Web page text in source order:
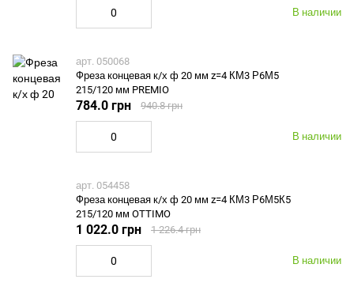
В наличии
арт. 050068
Фреза концевая к/х ф 20 мм z=4 КМ3 Р6М5
215/120 мм PREMIO
В наличии
784.0 грн 940.8 грн
арт. 054458
Фреза концевая к/х ф 20 мм z=4 КМ3 Р6М5К5
215/120 мм OTTIMO
В наличии
1 022.0 грн 1 226.4 грн